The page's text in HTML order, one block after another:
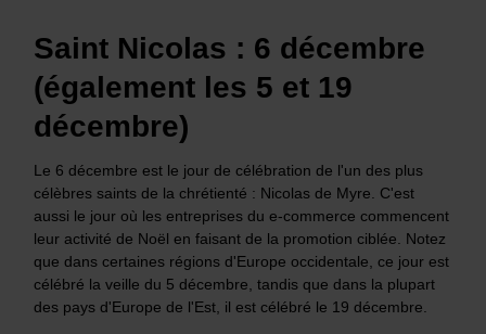
Saint Nicolas : 6 décembre
(également les 5 et 19
décembre)
Le 6 décembre est le jour de célébration de l'un des plus
célèbres saints de la chrétienté : Nicolas de Myre. C'est
aussi le jour où les entreprises du e-commerce commencent
leur activité de Noël en faisant de la promotion ciblée. Notez
que dans certaines régions d'Europe occidentale, ce jour est
célébré la veille du 5 décembre, tandis que dans la plupart
des pays d'Europe de l'Est, il est célébré le 19 décembre.